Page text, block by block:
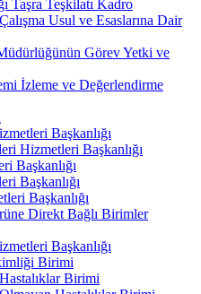
Taşra Teşkilatı Kadro
Usul ve Esaslarına Dair
Görev Yetki ve
İzleme ve Değerlendirme
Başkanlığı
Hizmetleri Başkanlığı
Başkanlığı
Başkanlığı
Başkanlığı
Direkt Bağlı Birimler
Başkanlığı
Birimi
Hastalıklar Birimi